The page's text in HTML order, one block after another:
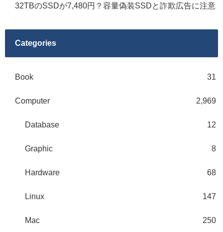
32TBのSSDが7,480円？容量偽装SSDと詐欺広告に注意
Categories
Book 31
Computer 2,969
Database 12
Graphic 8
Hardware 68
Linux 147
Mac 250